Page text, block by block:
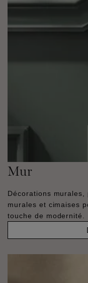
Mur
Décorations
murales et cimaises
touche de modernité.